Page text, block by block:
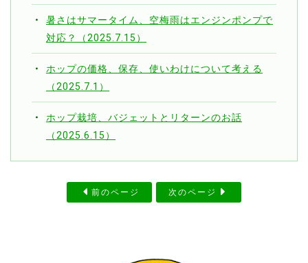
暑さはサマータイム、空梅雨はエンジンポンプで
対応？（2025.7.15）
ホップの価格、保存、使いわけについて考える
（2025.7.1）
ホップ栽培、バジェットとリターンのお話
（2025.6.15）
前のページ 次のページ